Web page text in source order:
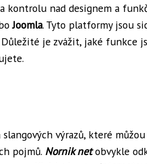
nad designem a
Joomla. Tyto platformy jsou
je zvážit, jaké funkce
výrazů, které
pojmů. Nornik netobvykle